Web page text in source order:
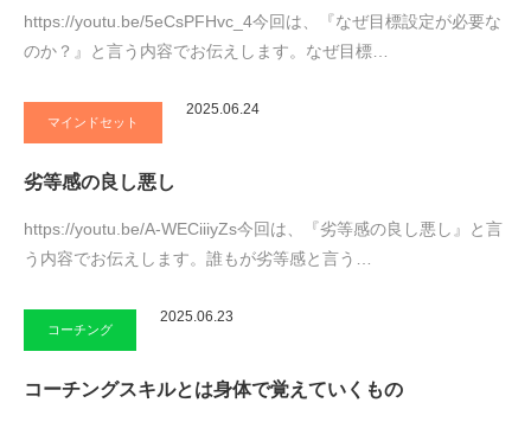
https://youtu.be/5eCsPFHvc_4今回は、『なぜ目標設定が必要な
のか？』と言う内容でお伝えします。なぜ目標…
マインドセット
2025.06.24
劣等感の良し悪し
https://youtu.be/A-WECiiiyZs今回は、『劣等感の良し悪し』と言
う内容でお伝えします。誰もが劣等感と言う…
コーチング
2025.06.23
コーチングスキルとは身体で覚えていくもの